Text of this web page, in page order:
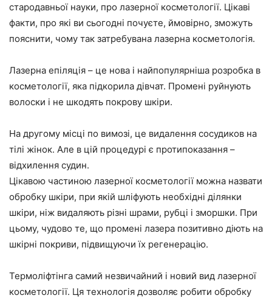
стародавньої науки, про лазерної косметології. Цікаві
факти, про які ви сьогодні почуєте, ймовірно, зможуть
пояснити, чому так затребувана лазерна косметологія.
Лазерна епіляція – це нова і найпопулярніша розробка в
косметології, яка підкорила дівчат. Промені руйнують
волоски і не шкодять покрову шкіри.
На другому місці по вимозі, це видалення сосудиков на
тілі жінок. Але в цій процедурі є протипоказання –
відхилення судин.
Цікавою частиною лазерної косметології можна назвати
обробку шкіри, при якій шліфують необхідні ділянки
шкіри, ніж видаляють різні шрами, рубці і зморшки. При
цьому, чудово те, що промені лазера позитивно діють на
шкірні покриви, підвищуючи їх регенерацію.
Термоліфтінга самий незвичайний і новий вид лазерної
косметології. Ця технологія дозволяє робити обробку